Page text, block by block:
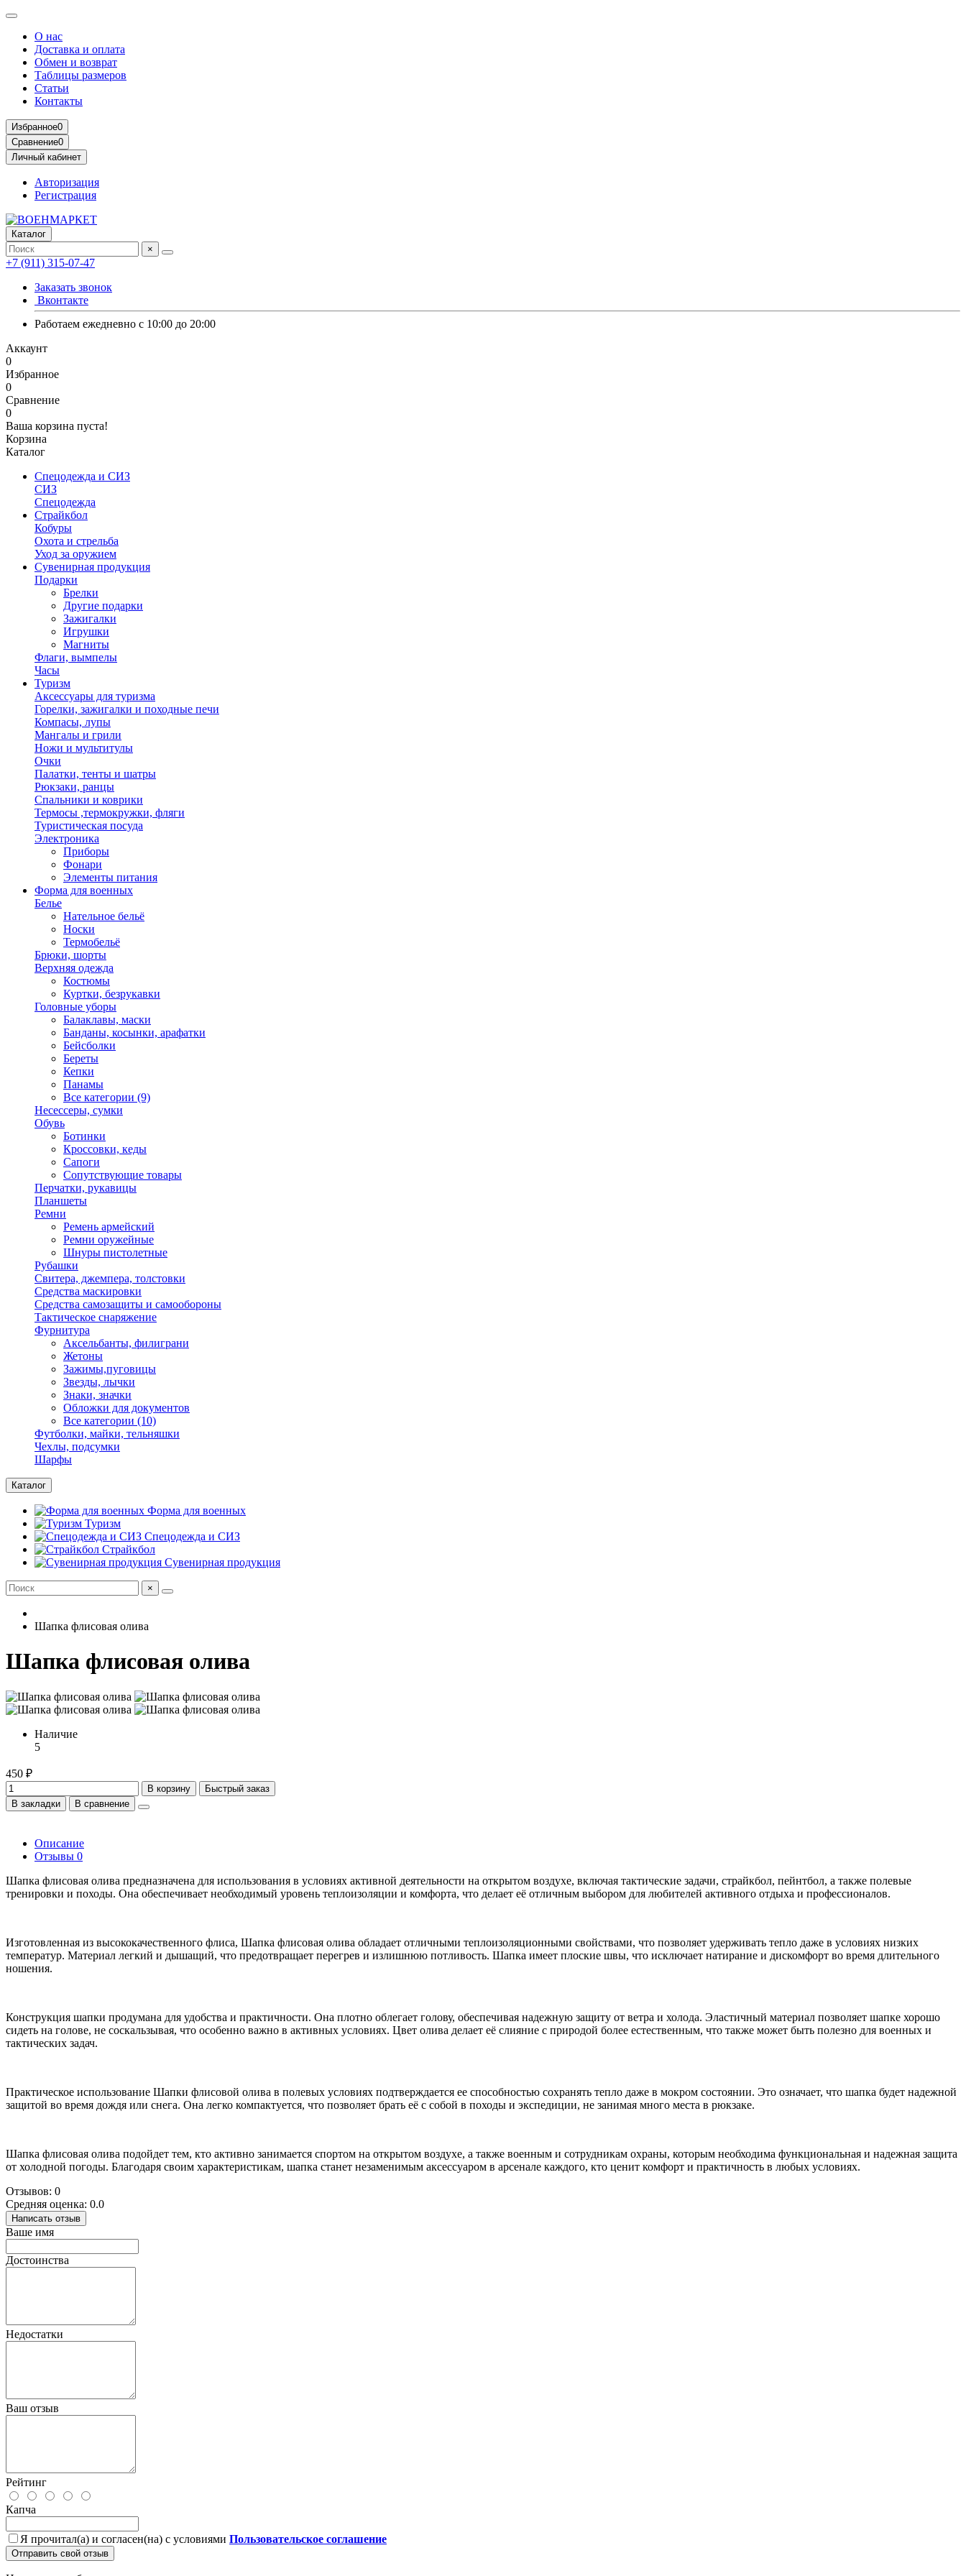
О нас
Доставка и оплата
Обмен и возврат
Таблицы размеров
Статьи
Контакты
Избранное0
Сравнение0
Личный кабинет
Авторизация
Регистрация
Каталог
×
+7 (911) 315-07-47
Заказать звонок
Вконтакте
Работаем ежедневно с 10:00 до 20:00
Аккаунт
0
Избранное
0
Сравнение
0
Ваша корзина пуста!
Корзина
Каталог
Спецодежда и СИЗ
СИЗ
Спецодежда
Страйкбол
Кобуры
Охота и стрельба
Уход за оружием
Сувенирная продукция
Подарки
Брелки
Другие подарки
Зажигалки
Игрушки
Магниты
Флаги, вымпелы
Часы
Туризм
Аксессуары для туризма
Горелки, зажигалки и походные печи
Компасы, лупы
Мангалы и грили
Ножи и мультитулы
Очки
Палатки, тенты и шатры
Рюкзаки, ранцы
Спальники и коврики
Термосы ,термокружки, фляги
Туристическая посуда
Электроника
Приборы
Фонари
Элементы питания
Форма для военных
Белье
Нательное бельё
Носки
Термобельё
Брюки, шорты
Верхняя одежда
Костюмы
Куртки, безрукавки
Головные уборы
Балаклавы, маски
Банданы, косынки, арафатки
Бейсболки
Береты
Кепки
Панамы
Все категории (9)
Несессеры, сумки
Обувь
Ботинки
Кроссовки, кеды
Сапоги
Сопутствующие товары
Перчатки, рукавицы
Планшеты
Ремни
Ремень армейский
Ремни оружейные
Шнуры пистолетные
Рубашки
Свитера, джемпера, толстовки
Средства маскировки
Средства самозащиты и самообороны
Тактическое снаряжение
Фурнитура
Аксельбанты, филиграни
Жетоны
Зажимы,пуговицы
Звезды, лычки
Знаки, значки
Обложки для документов
Все категории (10)
Футболки, майки, тельняшки
Чехлы, подсумки
Шарфы
Каталог
Форма для военных
Туризм
Спецодежда и СИЗ
Страйкбол
Сувенирная продукция
×
Шапка флисовая олива
Шапка флисовая олива
Наличие
5
450 ₽
В корзину
Быстрый заказ
В закладки
В сравнение
Описание
Отзывы 0
Шапка флисовая олива предназначена для использования в условиях активной деятельности на открытом воздухе, включая тактические задачи, страйкбол, пейнтбол, а также полевые
тренировки и походы. Она обеспечивает необходимый уровень теплоизоляции и комфорта, что делает её отличным выбором для любителей активного отдыха и профессионалов.
Изготовленная из высококачественного флиса, Шапка флисовая олива обладает отличными теплоизоляционными свойствами, что позволяет удерживать тепло даже в условиях низких
температур. Материал легкий и дышащий, что предотвращает перегрев и излишнюю потливость. Шапка имеет плоские швы, что исключает натирание и дискомфорт во время длительного
ношения.
Конструкция шапки продумана для удобства и практичности. Она плотно облегает голову, обеспечивая надежную защиту от ветра и холода. Эластичный материал позволяет шапке хорошо
сидеть на голове, не соскальзывая, что особенно важно в активных условиях. Цвет олива делает её слияние с природой более естественным, что также может быть полезно для военных и
тактических задач.
Практическое использование Шапки флисовой олива в полевых условиях подтверждается ее способностью сохранять тепло даже в мокром состоянии. Это означает, что шапка будет надежной
защитой во время дождя или снега. Она легко компактуется, что позволяет брать её с собой в походы и экспедиции, не занимая много места в рюкзаке.
Шапка флисовая олива подойдет тем, кто активно занимается спортом на открытом воздухе, а также военным и сотрудникам охраны, которым необходима функциональная и надежная защита
от холодной погоды. Благодаря своим характеристикам, шапка станет незаменимым аксессуаром в арсенале каждого, кто ценит комфорт и практичность в любых условиях.
Отзывов: 0
Средняя оценка: 0.0
Написать отзыв
Ваше имя
Достоинства
Недостатки
Ваш отзыв
Рейтинг
Капча
Я прочитал(а) и согласен(на) с условиями Пользовательское соглашение
Отправить свой отзыв